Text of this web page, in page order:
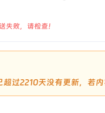
失败，请检查！
过2210天没有更新，若内